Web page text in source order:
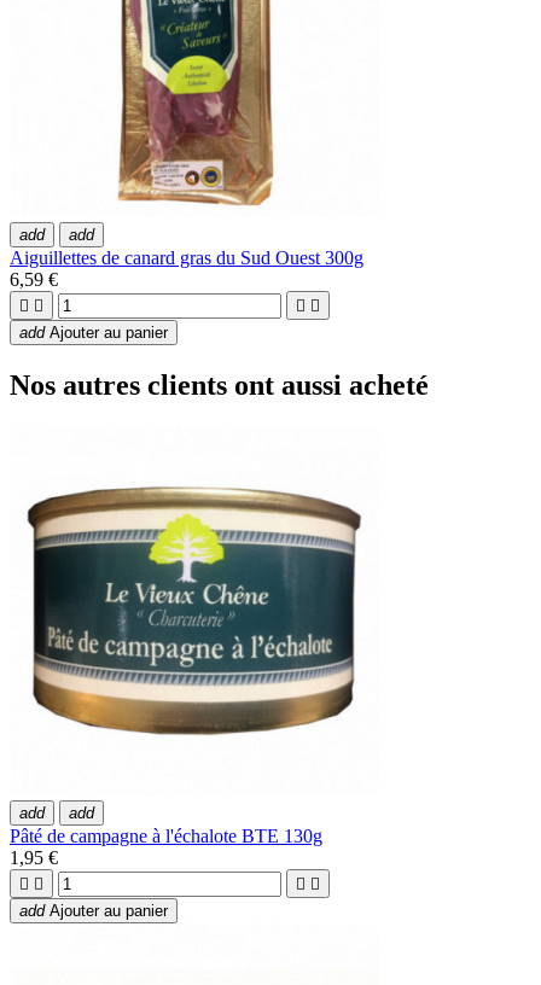
add add
Aiguillettes de canard gras du Sud Ouest 300g
6,59 €
   
add Ajouter au panier
Nos autres clients ont aussi acheté
add add
Pâté de campagne à l'échalote BTE 130g
1,95 €
   
add Ajouter au panier